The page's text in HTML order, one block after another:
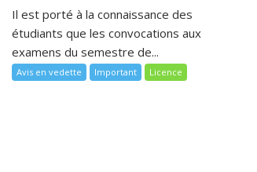
Il est porté à la connaissance des
étudiants que les convocations aux
examens du semestre de...
Avis en vedette Important Licence